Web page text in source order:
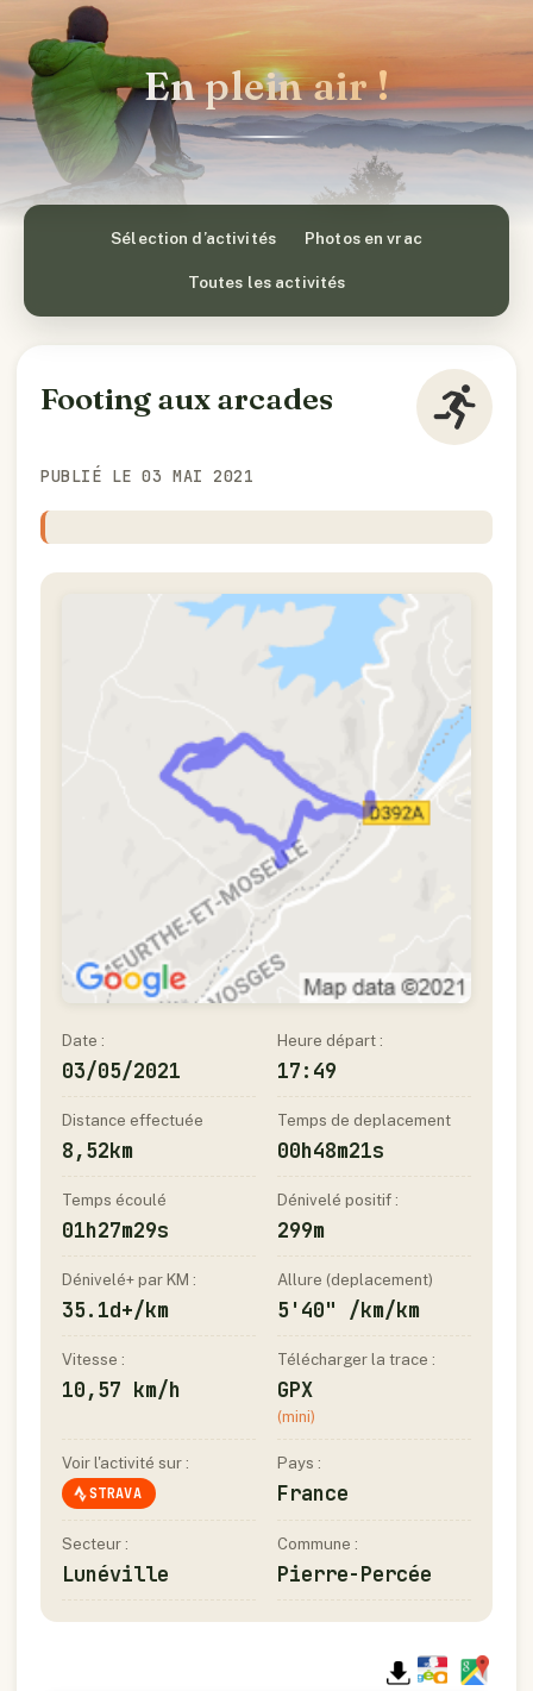
En plein air !
Sélection d’activités Photos en vrac
Toutes les activités
Footing aux arcades
PUBLIÉ LE 03 MAI 2021
Date :
03/05/2021
Heure départ :
17:49
Distance effectuée
8,52km
Temps de deplacement
00h48m21s
Temps écoulé
01h27m29s
Dénivelé positif :
299m
Dénivelé+ par KM :
35.1d+/km
Allure (deplacement)
5'40" /km/km
Vitesse :
10,57 km/h
Télécharger la trace :
GPX
(mini)
Voir l'activité sur :
STRAVA
Pays :
France
Secteur :
Lunéville
Commune :
Pierre-Percée